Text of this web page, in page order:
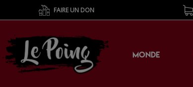
FAIRE UN DON
MONDE